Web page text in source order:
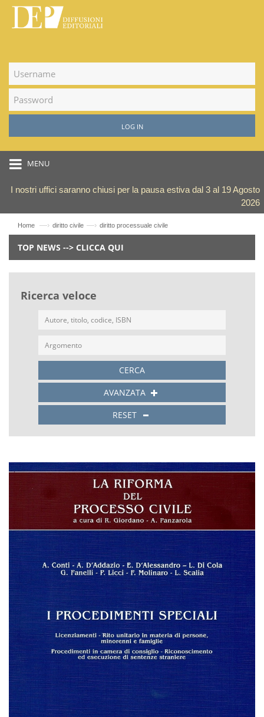
LOG IN
MENU
I nostri uffici saranno chiusi per la pausa estiva dal 3 al 19 Agosto
2026
Home —› diritto civile —› diritto processuale civile
TOP NEWS --> CLICCA QUI
Ricerca veloce
CERCA
AVANZATA
RESET